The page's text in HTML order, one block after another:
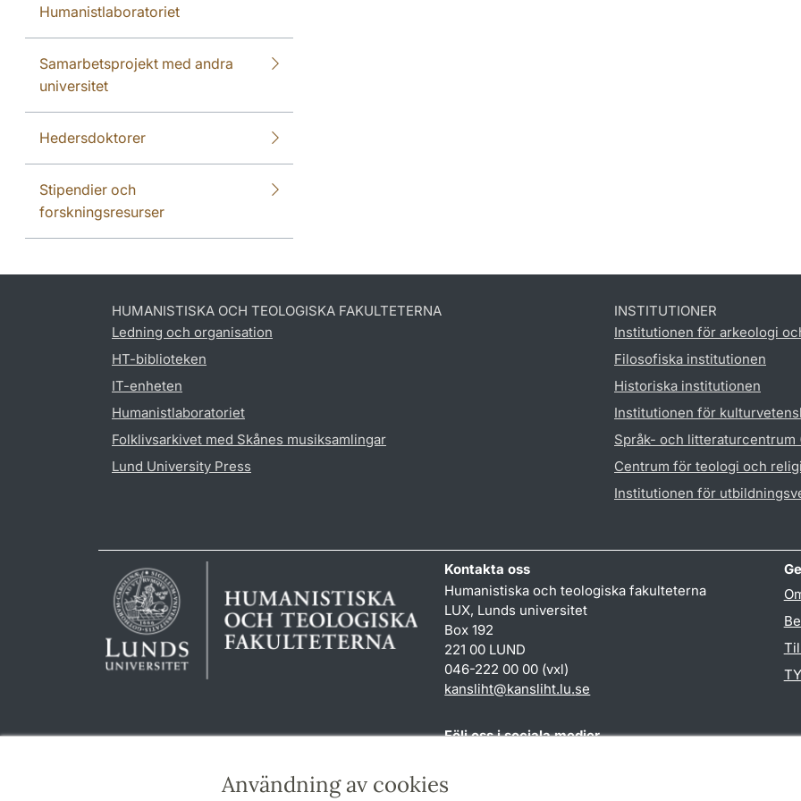
Användning av cookies
Humanistlaboratoriet
Samarbetsprojekt med andra
universitet
Hedersdoktorer
Stipendier och
forskningsresurser
HUMANISTISKA OCH TEOLOGISKA FAKULTETERNA
Ledning och organisation
HT-biblioteken
IT-enheten
Humanistlaboratoriet
Folklivsarkivet med Skånes musiksamlingar
Lund University Press
INSTITUTIONER
Institutionen för arkeologi
Filosofiska institutionen
Historiska institutionen
Institutionen för
Språk- och litteraturcentrum
Centrum för teologi och
Institutionen för
Kontakta oss
Humanistiska och teologiska fakulteterna
LUX, Lunds universitet
Box 192
221 00 LUND
046-222 00 00 (vxl)
kansliht@kansliht.lu.se
Följ oss i sociala medier